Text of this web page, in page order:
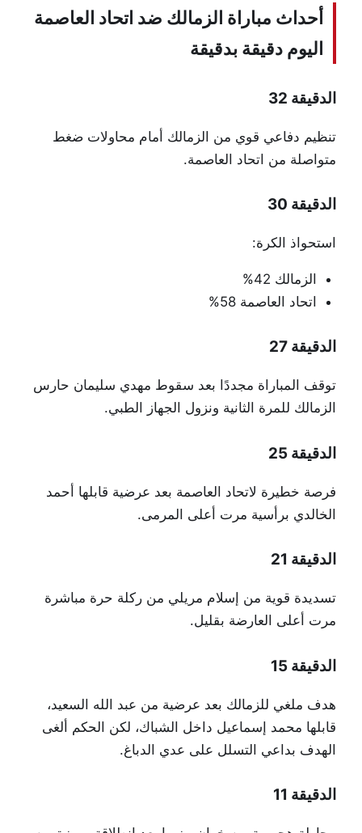
أحداث مباراة الزمالك ضد اتحاد العاصمة
اليوم دقيقة بدقيقة
الدقيقة 32
تنظيم دفاعي قوي من الزمالك أمام محاولات ضغط
متواصلة من اتحاد العاصمة.
الدقيقة 30
استحواذ الكرة:
الزمالك 42%
اتحاد العاصمة 58%
الدقيقة 27
توقف المباراة مجددًا بعد سقوط مهدي سليمان حارس
الزمالك للمرة الثانية ونزول الجهاز الطبي.
الدقيقة 25
فرصة خطيرة لاتحاد العاصمة بعد عرضية قابلها أحمد
الخالدي برأسية مرت أعلى المرمى.
الدقيقة 21
تسديدة قوية من إسلام مريلي من ركلة حرة مباشرة
مرت أعلى العارضة بقليل.
الدقيقة 15
هدف ملغي للزمالك بعد عرضية من عبد الله السعيد،
قابلها محمد إسماعيل داخل الشباك، لكن الحكم ألغى
الهدف بداعي التسلل على عدي الدباغ.
الدقيقة 11